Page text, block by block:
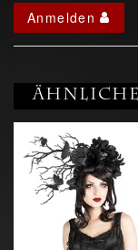
Anmelden